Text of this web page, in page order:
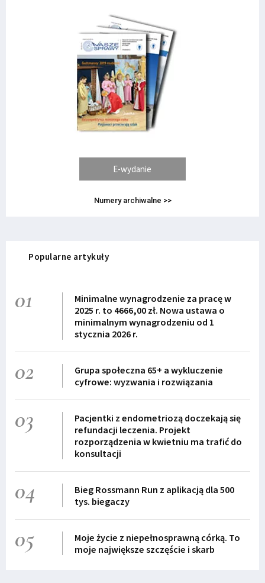
E-wydanie
Numery archiwalne >>
Popularne artykuły
01
Minimalne wynagrodzenie za pracę w
2025 r. to 4666,00 zł. Nowa ustawa o
minimalnym wynagrodzeniu od 1
stycznia 2026 r.
02
Grupa społeczna 65+ a wykluczenie
cyfrowe: wyzwania i rozwiązania
03
Pacjentki z endometriozą doczekają się
refundacji leczenia. Projekt
rozporządzenia w kwietniu ma trafić do
konsultacji
04
Bieg Rossmann Run z aplikacją dla 500
tys. biegaczy
05
Moje życie z niepełnosprawną córką. To
moje największe szczęście i skarb